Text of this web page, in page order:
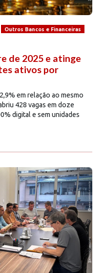
Outros Bancos e Financeiras
de 2025 e atinge
ativos por
em relação ao mesmo
428 vagas em doze
digital e sem unidades